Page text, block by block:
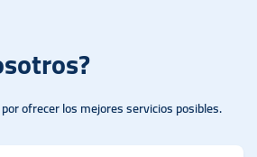
ofrecer los mejores servicios posibles.